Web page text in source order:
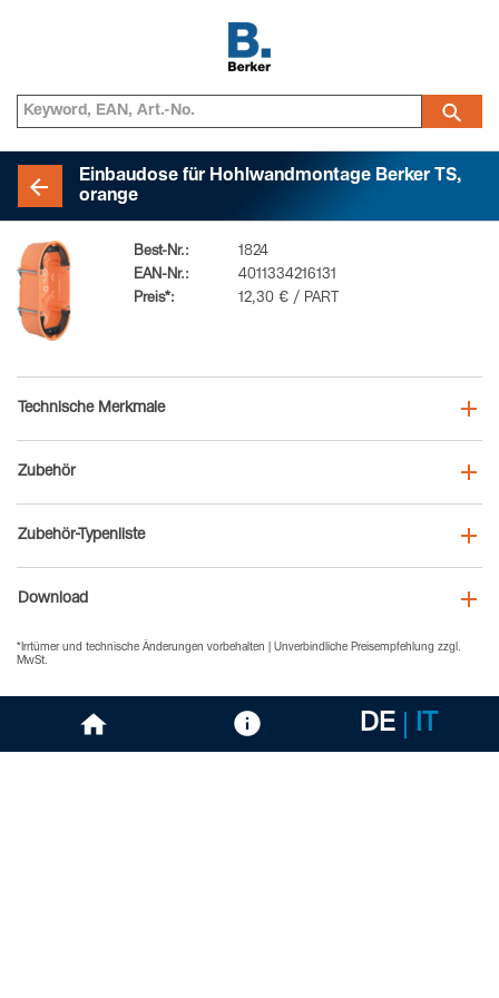
Einbaudose für Hohlwandmontage Berker TS,
orange
Best-Nr.:
1824
EAN-Nr.:
4011334216131
Preis*:
12,30 € / PART
Technische Merkmale
Zubehör
Zubehör-Typenliste
Download
*Irrtümer und technische Änderungen vorbehalten | Unverbindliche Preisempfehlung zzgl.
MwSt.
DE IT